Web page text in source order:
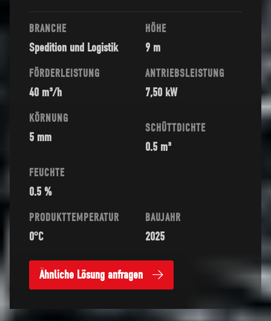
BRANCHE
Spedition und Logistik
HÖHE
9 m
FÖRDERLEISTUNG
40 m³/h
ANTRIEBSLEISTUNG
7,50 kW
KÖRNUNG
5 mm
SCHÜTTDICHTE
0.5 m³
FEUCHTE
0.5 %
PRODUKTTEMPERATUR
0°C
BAUJAHR
2025
Ähnliche Lösung anfragen